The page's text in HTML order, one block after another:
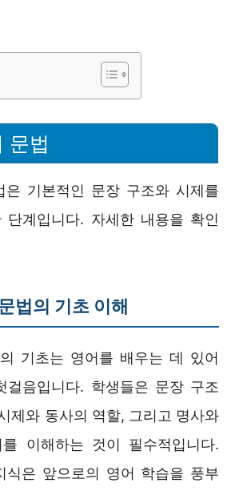
문법
은 기본적인 문장 구조와 시제를
단계입니다. 자세한 내용을 확인
법의 기초 이해
기초는 영어를 배우는 데 있어
걸음입니다. 학생들은 문장 구조
제와 동사의 역할, 그리고 명사와
이해하는 것이 필수적입니다.
식은 앞으로의 영어 학습을 풍부